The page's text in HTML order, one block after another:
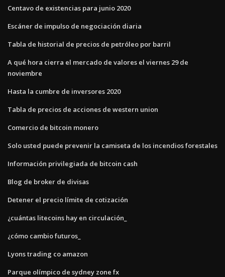
Centavo de existencias para junio 2020
Escáner de impulso de negociación diaria
Tabla de historial de precios de petróleo por barril
A qué hora cierra el mercado de valores el viernes 29 de
noviembre
Hasta la cumbre de inversores 2020
Tabla de precios de acciones de western union
Comercio de bitcoin monero
Solo usted puede prevenir la camiseta de los incendios forestales
Información privilegiada de bitcoin cash
Blog de broker de divisas
Detener el precio límite de cotización
¿cuántas litecoins hay en circulación_
¿cómo cambio futuros_
Lyons trading co amazon
Parque olímpico de sydney zone fx